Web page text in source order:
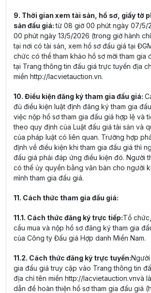
9. Thời gian xem tài sản, hồ sơ, giấy tờ
sản đấu giá:từ 08 giờ 00 phút ngày 07/5/
00 phút ngày 13/5/2026 (trong giờ hành
tại nơi có tài sản, xem hồ sơ đấu giá tại
chức có thể tham khảo hồ sơ mời tham gia
tại Trang thông tin đấu giá trực tuyến địa
miền http://lacvietauction.vn.
10. Điều kiện đăng ký tham gia đấu giá:
đủ điều kiện luật định đăng ký tham gia
việc nộp hồ sơ tham gia đấu giá hợp lệ và
theo quy định của Luật đấu giá tài sản và
của pháp luật có liên quan. Trường hợp
định về điều kiện khi tham gia đấu giá thì
đấu giá phải đáp ứng điều kiện đó. Người
có thể ủy quyền bằng văn bản cho người
mình tham gia đấu giá.
11. Cách thức tham gia đấu giá:
11.1. Cách thức đăng ký trực tiếp:Tổ
cầu mua và nộp hồ sơ đăng ký tham gia
của Công ty Đấu giá Hợp danh Miền Nam.
11.2. Cách thức đăng ký trực tuyến:
gia đấu giá truy cập vào Trang thông tin
địa chỉ tên miền http://lacvietauction.vnvà
dẫn để hoàn thiện hồ sơ tham gia đấu giá